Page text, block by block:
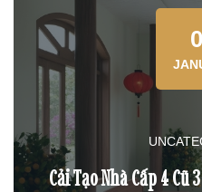
Cải Tạo Nhà Cấp 4 Cũ